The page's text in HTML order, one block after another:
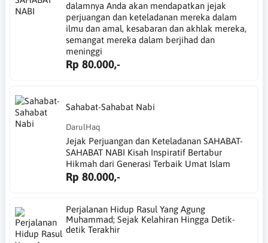
dalamnya Anda akan mendapatkan jejak
perjuangan dan keteladanan mereka dalam
ilmu dan amal, kesabaran dan akhlak mereka,
semangat mereka dalam berjihad dan
meninggi
Rp 80.000,-
Sahabat-Sahabat Nabi
DarulHaq
Jejak Perjuangan dan Keteladanan SAHABAT-
SAHABAT NABI Kisah Inspiratif Bertabur
Hikmah dari Generasi Terbaik Umat Islam
Rp 80.000,-
Perjalanan Hidup Rasul Yang Agung
Muhammad; Sejak Kelahiran Hingga Detik-
detik Terakhir